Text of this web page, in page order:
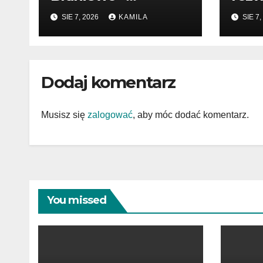
profesjonalne
wsparcie w
sprawach prawnych
SIE 7, 2026 KAMILA SIE 7,
Dodaj komentarz
Musisz się zalogować, aby móc dodać komentarz.
You missed